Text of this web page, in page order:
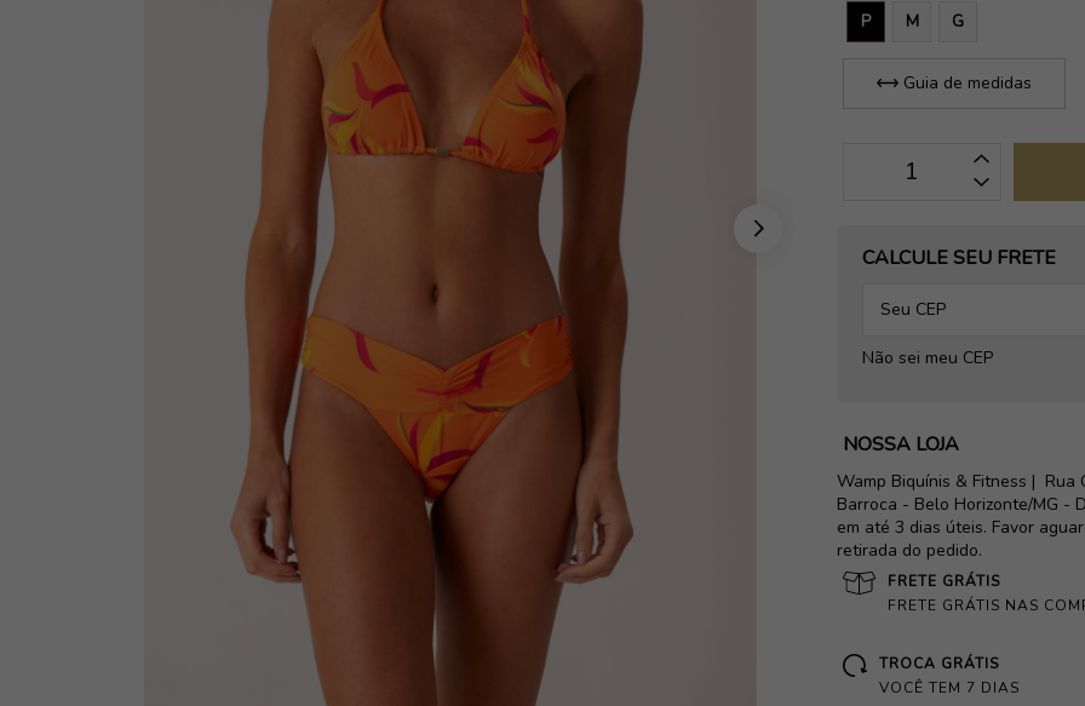
P M G
Guia de medidas
OPÇÕES DE FRETE
CALCULE SEU FRETE
Não sei meu CEP
NOSSA LOJA
Wamp Biquínis & Fitness | Rua
Barroca - Belo Horizonte/MG -
em até 3 dias úteis. Favor
retirada do pedido.
FRETE GRÁTIS
FRETE GRÁTIS NAS
TROCA GRÁTIS
VOCÊ TEM 7 DIAS